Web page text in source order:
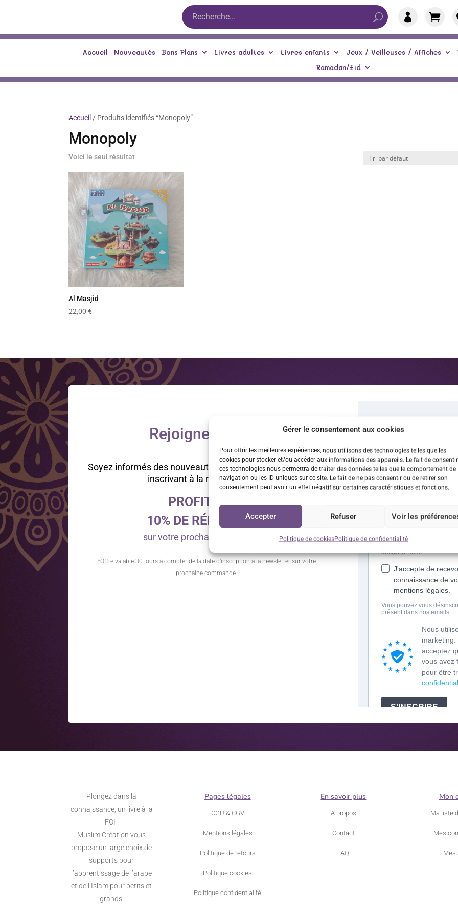
Gérer le consentement aux cookies
Pour offrir les meilleures expériences, nous utilisons des technologies telles que les
cookies pour stocker et/ou accéder aux informations des appareils. Le fait de
ces technologies nous permettra de traiter des données telles que le comportement de
navigation ou les ID uniques sur ce site. Le fait de ne pas consentir ou de retirer son
consentement peut avoir un effet négatif sur certaines caractéristiques et fonctions.
Accepter Refuser Voir les
Politique de cookiesPolitique de confidentialité
 
Accueil Nouveautés Bons Plans Livres adultes Livres enfants Jeux / Veilleuses / Affiches
Ramadan/Eïd
Accueil / Produits identifiés “Monopoly”
Monopoly
Voici le seul résultat
Al Masjid
22,00€
Rejoignez-nous !
Soyez informés des nouveautés et des bons plans en vous
inscrivant à la newsletter et…
PROFITEZ DE
10% DE RÉDUCTION*
sur votre prochaine commande
*Offre valable 30 jours à compter de la date d’inscription à la newsletter sur votre
prochaine commande.
Plongez dans la
connaissance, un livre à la
FOI !
Muslim Création vous
propose un large choix de
supports pour
l’apprentissage de l’arabe
et de l’Islam pour petits et
grands.
Pages légales
CGU & CGV
Mentions légales
Politique de retours
Politique cookies
Politique confidentialité
En savoir plus
A propos
Contact
FAQ
Mon
Ma liste
Mes
Mes